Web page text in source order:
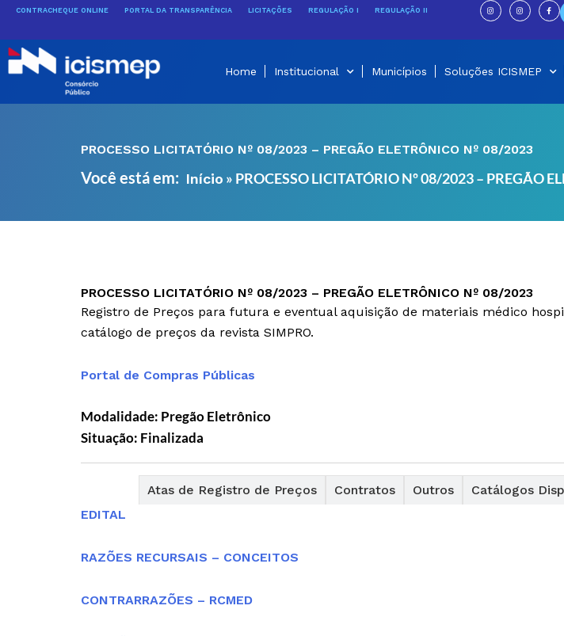
conteúdo
CONTRACHEQUE ONLINE PORTAL DA TRANSPARÊNCIA LICITAÇÕES REGULAÇÃO I REGULAÇÃO II
I
n
s
t
g
I
n
s
t
g
F
a
c
e
o
Home Institucional Municípios Soluções ICISMEP
PROCESSO LICITATÓRIO Nº 08/2023 – PREGÃO ELETRÔNICO Nº 08/2023
Você está em: Início » PROCESSO LICITATÓRIO Nº 08/2023 – PREGÃO
PROCESSO LICITATÓRIO Nº 08/2023 – PREGÃO ELETRÔNICO Nº 08/2023
Registro de Preços para futura e eventual aquisição de materiais médico
catálogo de preços da revista SIMPRO.
Portal de Compras Públicas
Modalidade: Pregão Eletrônico
Situação: Finalizada
Atas de Registro de Preços Contratos Outros
Catálogos
EDITAL
RAZÕES RECURSAIS – CONCEITOS
CONTRARRAZÕES – RCMED